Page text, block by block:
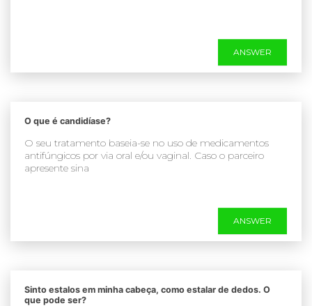
ANSWER
O que é candidíase?
O seu tratamento baseia-se no uso de medicamentos
antifúngicos por via oral e/ou vaginal. Caso o parceiro
apresente sina
ANSWER
Sinto estalos em minha cabeça, como estalar de dedos. O
que pode ser?